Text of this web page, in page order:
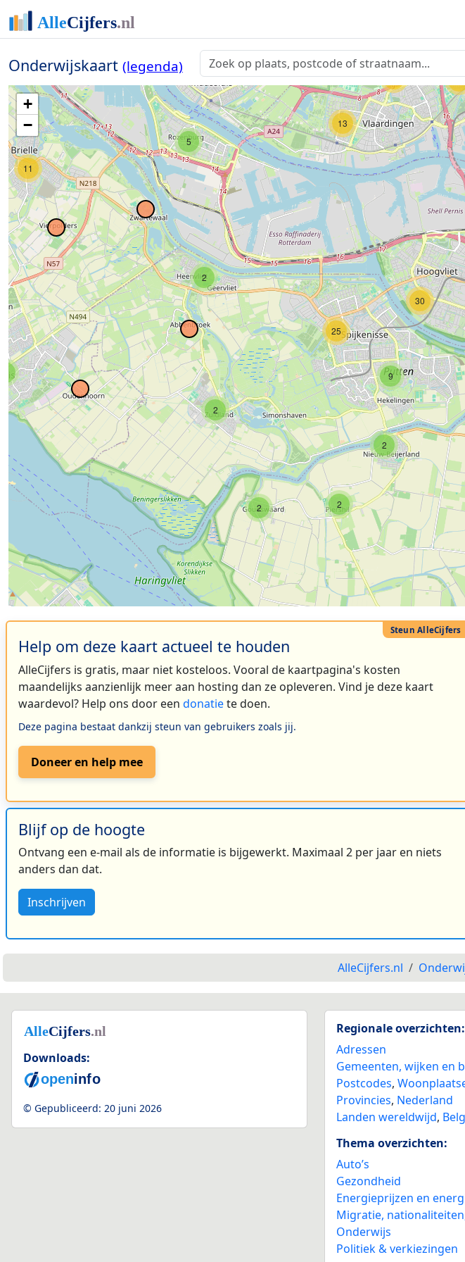
Onderwijskaart (legenda)
2
3
19
13
11
2
2
2
2
5
13
2
9
30
25
14 37
3
+
−
Help om deze kaart actueel te houden
AlleCijfers is gratis, maar niet kosteloos. Vooral de kaartpagina's kosten
maandelijks aanzienlijk meer aan hosting dan ze opleveren. Vind je deze kaart
waardevol? Help ons door een donatiete doen.
Deze pagina bestaat dankzij steun van gebruikers zoals jij.
Doneer en help mee
Blijf op de hoogte
Ontvang een e-mail als de informatie is bijgewerkt. Maximaal 2 per jaar en niets
anders dan dat.
Inschrijven
AlleCijfers.nl
Downloads:
© Gepubliceerd: 20 juni 2026
Regionale overzichten:
Adressen
Gemeenten, wijken en
Postcodes,
Provincies, Nederland
Landen wereldwijd,
Thema overzichten:
Auto’s
Gezondheid
Energieprijzen en
Migratie,
Onderwijs
Politiek & verkiezingen